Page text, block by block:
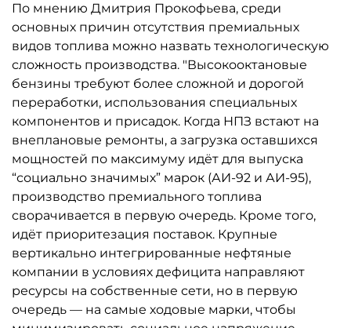
По мнению Дмитрия Прокофьева, среди
основных причин отсутствия премиальных
видов топлива можно назвать технологическую
сложность производства. "Высокооктановые
бензины требуют более сложной и дорогой
переработки, использования специальных
компонентов и присадок. Когда НПЗ встают на
внеплановые ремонты, а загрузка оставшихся
мощностей по максимуму идёт для выпуска
“социально значимых” марок (АИ-92 и АИ-95),
производство премиального топлива
сворачивается в первую очередь. Кроме того,
идёт приоритезация поставок. Крупные
вертикально интегрированные нефтяные
компании в условиях дефицита направляют
ресурсы на собственные сети, но в первую
очередь — на самые ходовые марки, чтобы